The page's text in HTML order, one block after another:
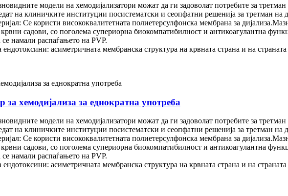
модели на хемодијализатори можат да ги задоволат потребите за
на клиничките институции посистематски и сеопфатни решенија за третман на
Се користи висококвалитетната полиетерсулфонска мембрана за
садови, со поголема супериорна биокомпатибилност и антикоагулантна
намали распаѓањето на PVP.
асиметричната мембранска структура на крвната страна и на
хемодијализа за еднократна употреба
модели на хемодијализатори можат да ги задоволат потребите за
на клиничките институции посистематски и сеопфатни решенија за третман на
Се користи висококвалитетната полиетерсулфонска мембрана за
садови, со поголема супериорна биокомпатибилност и антикоагулантна
намали распаѓањето на PVP.
асиметричната мембранска структура на крвната страна и на